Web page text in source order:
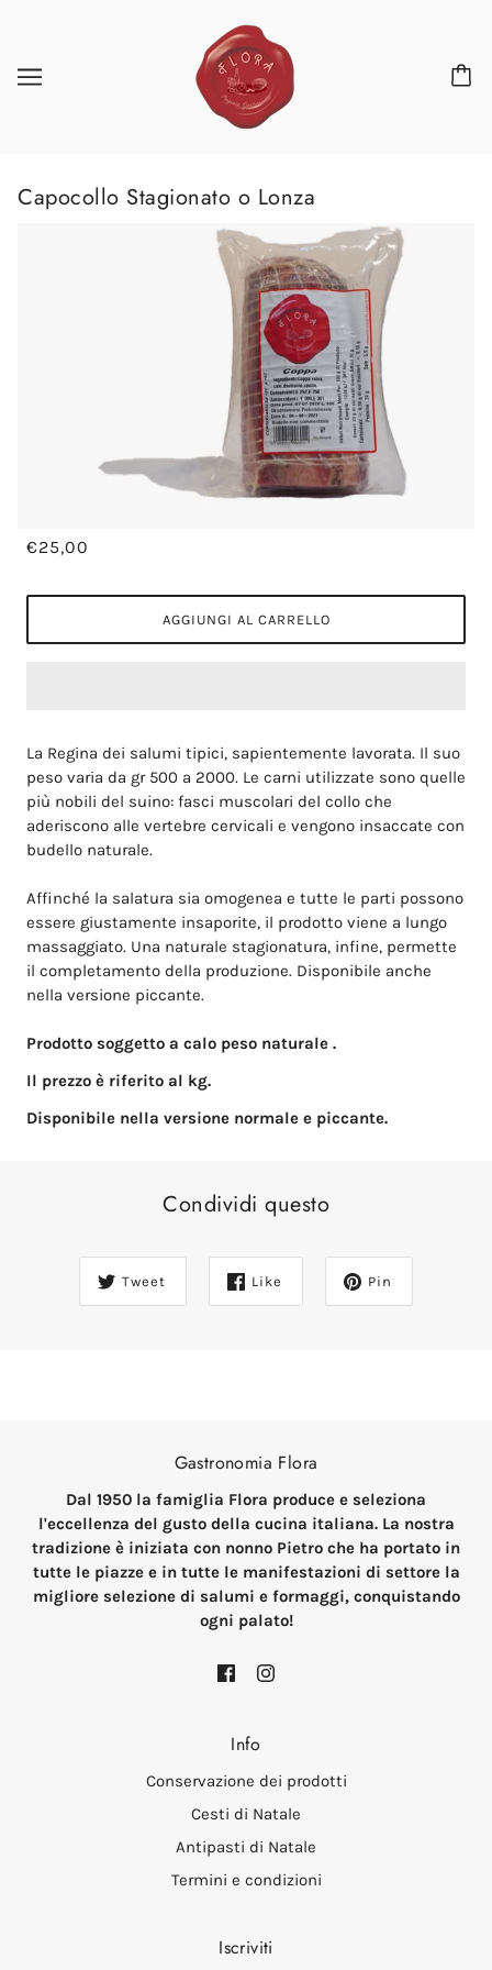
Capocollo Stagionato o Lonza
€25,00
AGGIUNGI AL CARRELLO
La Regina dei salumi tipici, sapientemente lavorata. Il suo
peso varia da gr 500 a 2000. Le carni utilizzate sono quelle
più nobili del suino: fasci muscolari del collo che
aderiscono alle vertebre cervicali e vengono insaccate con
budello naturale.
Affinché la salatura sia omogenea e tutte le parti possono
essere giustamente insaporite, il prodotto viene a lungo
massaggiato. Una naturale stagionatura, infine, permette
il completamento della produzione. Disponibile anche
nella versione piccante.
Prodotto soggetto a calo peso naturale .
Il prezzo è riferito al kg.
Disponibile nella versione normale e piccante.
Condividi questo
Tweet Like Pin
Gastronomia Flora
Dal 1950 la famiglia Flora produce e seleziona
l'eccellenza del gusto della cucina italiana. La nostra
tradizione è iniziata con nonno Pietro che ha portato in
tutte le piazze e in tutte le manifestazioni di settore la
migliore selezione di salumi e formaggi, conquistando
ogni palato!
Info
Conservazione dei prodotti
Cesti di Natale
Antipasti di Natale
Termini e condizioni
Iscriviti